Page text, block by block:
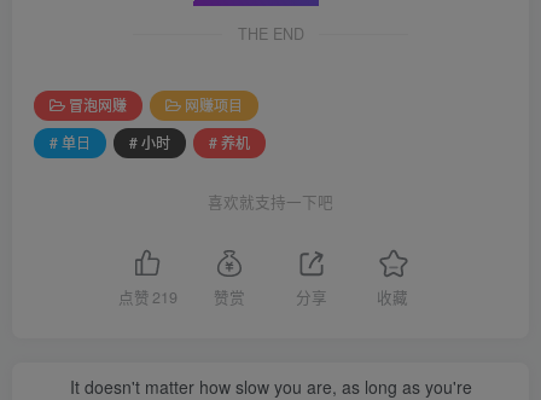
THE END
冒泡网赚
网赚项目
# 单日
# 小时 # 养机
喜欢就支持一下吧
点赞 219 赞赏 分享 收藏
It doesn't matter how slow you are, as long as you're